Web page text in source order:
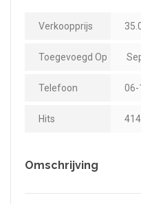
Verkoopprijs
Toegevoegd Op
Telefoon 06-
Hits 414
Omschrijving